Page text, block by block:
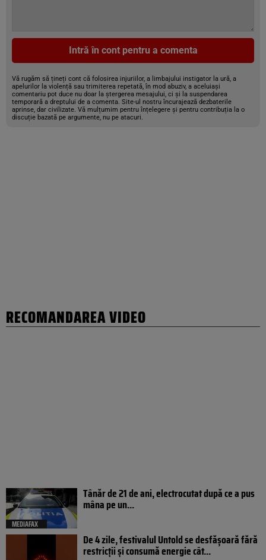
Intră în cont pentru a comenta
Vă rugăm să țineți cont că folosirea injuriilor, a limbajului instigator la ură, a
apelurilor la violență sau trimiterea repetată, în mod abuziv, a aceluiași
comentariu pot duce nu doar la ștergerea mesajului, ci și la suspendarea
temporară a dreptului de a comenta. Site-ul nostru încurajează dezbaterile
aprinse, dar civilizate. Vă mulțumim pentru înțelegere și pentru contribuția la o
discuție bazată pe argumente, nu pe atacuri.
RECOMANDAREA VIDEO
MEDIAFAX
Tânăr de 21 de ani, electrocutat după ce a pus
mâna pe un...
De 4 zile, festivalul Untold se desfășoară fără
restricții și consumă energie cât...